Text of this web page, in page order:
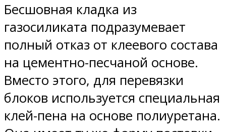
Бесшовная кладка из
газосиликата подразумевает
полный отказ от клеевого состава
на цементно-песчаной основе.
Вместо этого, для перевязки
блоков используется специальная
клей-пена на основе полиуретана.